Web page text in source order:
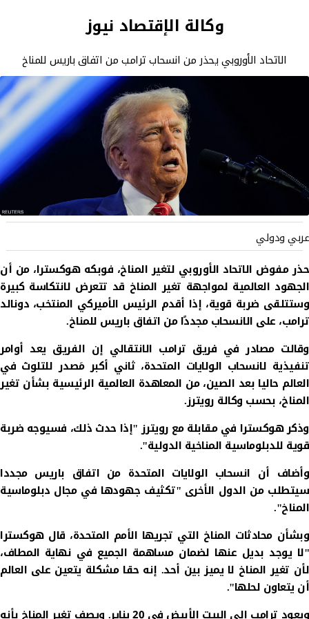
وكالة الإقتصاد نيوز
الاتحاد الأوروبي يحذر من انسحاب ترامب من اتفاق باريس للمناخ
عربي ودولي
حذر مفوض الاتحاد الأوروبي لتغير المناخ، فوبكه هوكسترا، من أن
الجهود العالمية لمواجهة تغير المناخ قد تتعرض لانتكاسة كبيرة
وستتلقى ضربة قوية، إذا أقدم الرئيس الأميركي المنتخب، دونالد
ترامب، على الانسحاب مجددًا من اتفاق باريس للمناخ.
وقالت مصادر في فريق ترامب الانتقالي إن الفريق يعد أوامر
تنفيذية لانسحاب الولايات المتحدة، ثاني أكبر مَصدر للتلوث في
العالم حاليا بعد الصين، من المعاهدة العالمية الرئيسية بشأن تغير
المناخ، بحسب وكالة رويترز.
وذكر هوكسترا في مقابلة مع رويترز "إذا حدث ذلك، فسيوجه ضربة
قوية للدبلوماسية المناخية الدولية".
وأضاف أن انسحاب الولايات المتحدة من اتفاق باريس مجددا
سيتطلب من الدول الأخرى "تكثيف جهودها في مجال دبلوماسية
المناخ".
وبشأن محادثات المناخ التي تجريها الأمم المتحدة، قال هوكسترا
"لا يوجد بديل عنها لضمان مساهمة الجميع في نهاية المطاف،
لأن تغير المناخ لا يميز بين أحد. إنه حقا مشكلة يتعين على العالم
أن يتعاون لحلها".
ويعود ترامب إلى البيت الأبيض في 20 يناير. ويصف تغير المناخ بأنه